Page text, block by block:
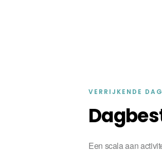
VERRIJKENDE
Een scala aan